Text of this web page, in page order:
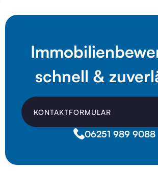
schnell &
KONTAKTFORMULAR
06251 989 9088